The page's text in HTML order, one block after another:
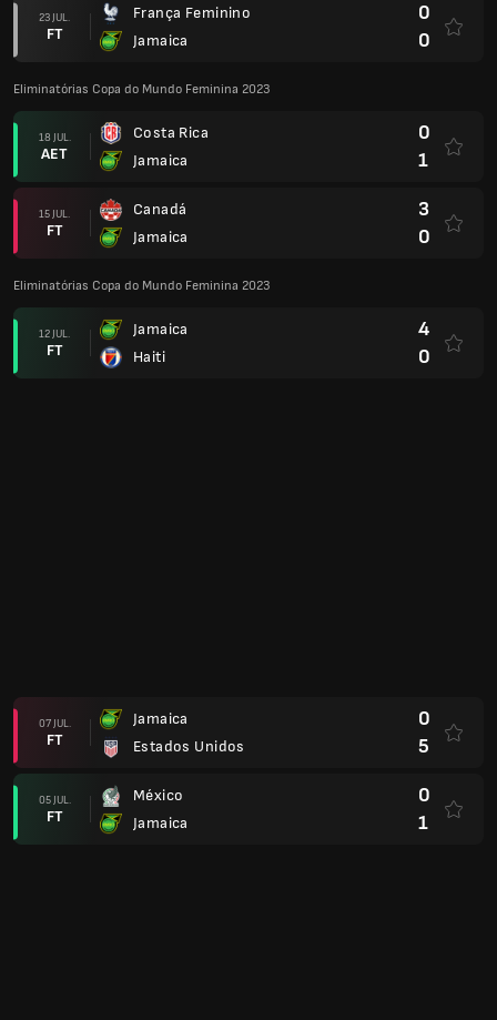
23 JUL.
FT
França Feminino
Jamaica
0
0
Eliminatórias Copa do Mundo Feminina 2023
18 JUL.
AET
Costa Rica
Jamaica
0
1
15 JUL.
FT
Canadá
Jamaica
3
0
Eliminatórias Copa do Mundo Feminina 2023
12 JUL.
FT
Jamaica
Haiti
4
0
07 JUL.
FT
Jamaica
Estados Unidos
0
5
05 JUL.
FT
México
Jamaica
0
1